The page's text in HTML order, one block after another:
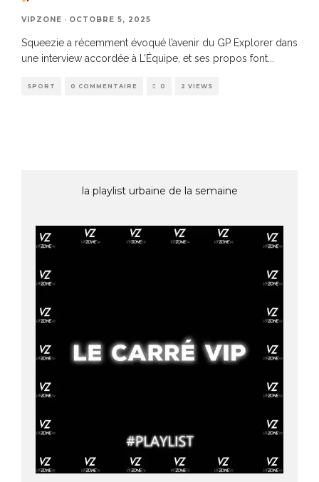
VIPZONE · OCTOBRE 5, 2025
Squeezie a récemment évoqué l’avenir du GP Explorer dans
une interview accordée à L’Équipe, et ses propos font
SPORT 0 COMMENTAIRE 0 2 VIEWS
la playlist urbaine de la semaine